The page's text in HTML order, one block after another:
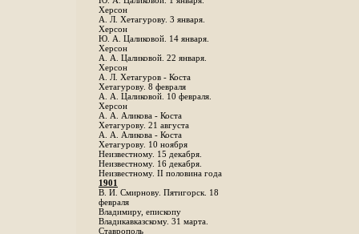
Херсон
А. Л. Хетагурову. 3 января.
Херсон
Ю. А. Цаликовой. 14 января.
Херсон
А. А. Цаликовой. 22 января.
Херсон
А. Л. Хетагуров - Коста
Хетагурову. 8 февраля
А. А. Цаликовой. 10 февраля.
Херсон
А. А. Аликова - Коста
Хетагурову. 21 августа
А. А. Аликова - Коста
Хетагурову. 10 ноября
Неизвестному. 15 декабря.
Неизвестному. 16 декабря.
Неизвестному. II половина года
1901
В. И. Смирнову. Пятигорск. 18
февраля
Владимиру, епископу
Владикавказскому. 31 марта.
Ставрополь